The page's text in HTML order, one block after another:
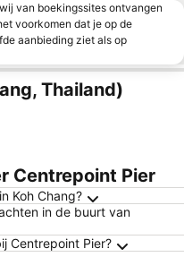
van boekingssites ontvangen
voorkomen dat je op de
aanbieding ziet als op
Thailand)
Centrepoint Pier
Koh Chang?
in de buurt van
Centrepoint Pier?